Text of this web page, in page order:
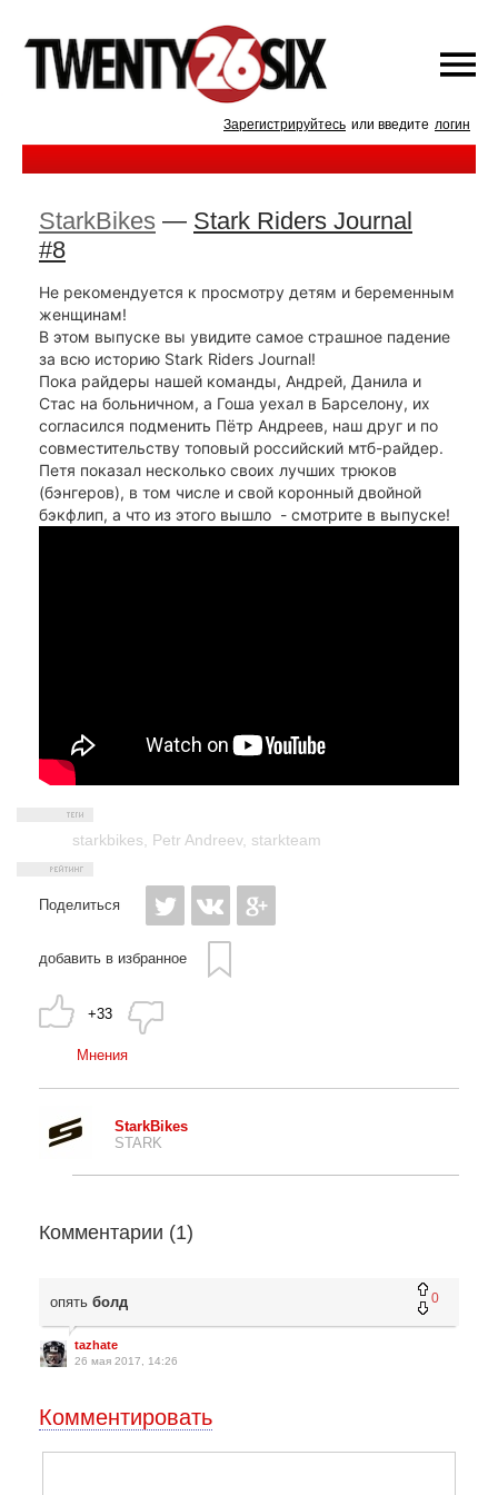
Зарегистрируйтесь или введите логин
StarkBikes — Stark Riders Journal
#8
Не рекомендуется к просмотру детям и беременным
женщинам!
В этом выпуске вы увидите самое страшное падение
за всю историю Stark Riders Journal!
Пока райдеры нашей команды, Андрей, Данила и
Стас на больничном, а Гоша уехал в Барселону, их
согласился подменить Пётр Андреев, наш друг и по
совместительству топовый российский мтб-райдер.
Петя показал несколько своих лучших трюков
(бэнгеров), в том числе и свой коронный двойной
бэкфлип, а что из этого вышло - смотрите в выпуске!
starkbikes Petr Andreev, starkteam
Поделиться
добавить в избранное
+33
Мнения
StarkBikes
STARK
Комментарии (1)
0
опять болд
tazhate
26 мая 2017, 14:26
Комментировать